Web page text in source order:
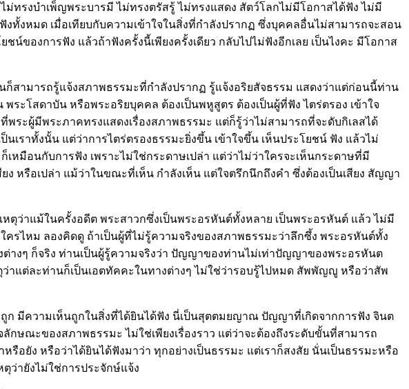
รงบำเพ็ญพระบารมี ไม่ทรงตรัสรู้ ไม่ทรงแสดง สัตว์โลกไม่มีโอกาสได้ฟัง ไม่มี
งทั้งหมด เมื่อเทียบกับความเข้าใจในสิ่งที่กำลังปรากฏ ซึ่งบุคคลอื่นไม่สามารถจะสอน
ของการฟัง แล้วถ้าฟังครั้งนี้เพียงครั้งเดียว กลับไปไม่ฟังอีกเลย เป็นไงคะ มีโอกาส
สามารถรู้แจ้งสภาพธรรมะที่กำลังปรากฏ รู้แจ้งอริยสัจธรรม แสดงว่าแต่ก่อนนี้ท่าน
ระโสดาบัน หรือพระอริยบุคคล ต้องเป็นพหูสูตร ต้องเป็นผู้ที่ฟัง ไตร่ตรอง เข้าใจ
พระผู้มีพระภาคทรงแสดงเรื่องสภาพธรรมะ แต่ก็รู้ว่าไม่สามารถที่จะดับกิเลสได้
ราทั้งนั้น แต่ว่าการไตร่ตรองธรรมะยิ่งขึ้น เข้าใจขึ้น เห็นประโยชน์ ฟัง แล้วไม่
มือนกับการฟัง เพราะไม่ใช่กระดาษเปล่า แต่ว่าไม่ว่าใครจะเห็นกระดาษที่มี
หรือเปล่า แม้ว่าในขณะที่เห็น กำลังเห็น แต่ใจตรึกนึกถึงคำ ซึ่งต้องเป็นเสียง สัญญา
ตุว่าแม้ในครั้งอดีต พระสาวกซึ่งเป็นพระอรหันต์ทั้งหลาย เป็นพระอรหันต์ แล้ว ไม่มี
รไหม ลองคิดดู ถ้าเป็นผู้ที่ไม่รู้ความจริงของสภาพธรรมะว่าลึกซึ้ง พระอรหันต์ทั้ง
างๆ ก็จริง ท่านเป็นผู้รู้ความจริงว่า ปัญญาของท่านไม่เท่าปัญญาของพระอรหันต
าแต่ละท่านก็เป็นเอตทัคคะในทางต่างๆ ไม่ใช่ว่ารอบรู้ไปหมด สัพพัญญู หรือว่าสัพ
ก มีความเห็นถูกในสิ่งที่ได้ยินได้ฟัง นี่เป็นสุตตมยญาณ ปัญญาที่เกิดจากการฟัง จินต
ณะของสภาพธรรมะ ไม่ใช่เพียงเรื่องราว แต่ว่าจะต้องถึงระดับขั้นที่สามารถ
รือยัง หรือว่าได้ยินได้ฟังมาว่า ทุกอย่างเป็นธรรมะ แต่เราก็สงสัย นั่นเป็นธรรมะหรือ
ว่ายังไม่ใช่การประจักษ์แจ้ง